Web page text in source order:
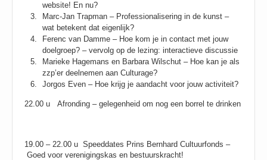
website! En nu?
Marc-Jan Trapman – Professionalisering in de kunst –
wat betekent dat eigenlijk?
Ferenc van Damme – Hoe kom je in contact met jouw
doelgroep? – vervolg op de lezing: interactieve discussie
Marieke Hagemans en Barbara Wilschut – Hoe kan je als
zzp’er deelnemen aan Culturage?
Jorgos Even – Hoe krijg je aandacht voor jouw activiteit?
22.00 u Afronding – gelegenheid om nog een borrel te drinken
19.00 – 22.00 u Speeddates Prins Bernhard Cultuurfonds –
Goed voor verenigingskas en bestuurskracht!